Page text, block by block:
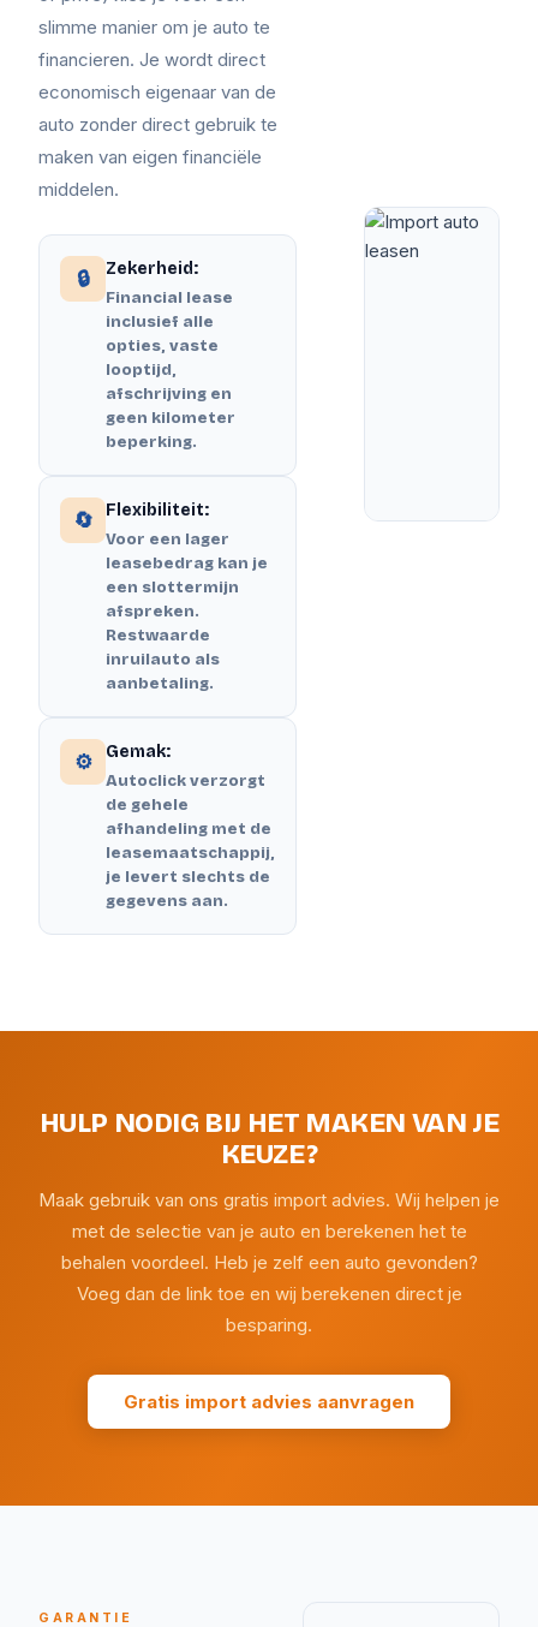
slimme manier om je auto te
financieren. Je wordt direct
economisch eigenaar van de
auto zonder direct gebruik te
maken van eigen financiële
middelen.
🔒 Zekerheid:
Financial lease
inclusief alle
opties, vaste
looptijd,
afschrijving en
geen kilometer
beperking.
🔄 Flexibiliteit:
Voor een lager
leasebedrag kan je
een slottermijn
afspreken.
Restwaarde
inruilauto als
aanbetaling.
⚙️ Gemak:
Autoclick verzorgt
de gehele
afhandeling met de
leasemaatschappij,
je levert slechts de
gegevens aan.
HULP NODIG BIJ HET MAKEN VAN JE
KEUZE?
Maak gebruik van ons gratis import advies. Wij helpen je
met de selectie van je auto en berekenen het te
behalen voordeel. Heb je zelf een auto gevonden?
Voeg dan de link toe en wij berekenen direct je
besparing.
Gratis import advies aanvragen
GARANTIE